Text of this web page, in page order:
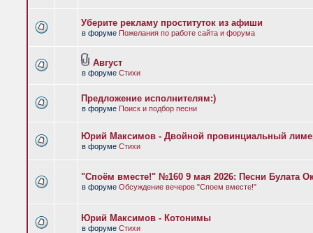
Уберите рекламу проституток из афиши
в форуме Пожелания по работе сайта и форума
Август
в форуме Стихи
Предложение исполнителям:)
в форуме Поиск и подбор песни
Юрий Максимов - Двойной провинциальный
в форуме Стихи
"Споём вместе!" №160 9 мая 2026: Песни Булата
в форуме Обсуждение вечеров "Споем вместе!"
Юрий Максимов - Котонимы
в форуме Стихи